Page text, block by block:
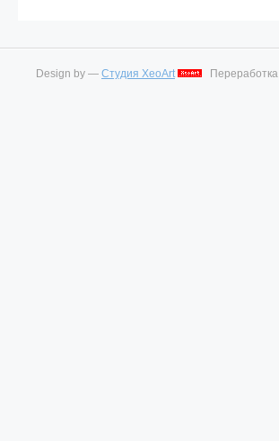
Design by — Студия XeoArt Переработка